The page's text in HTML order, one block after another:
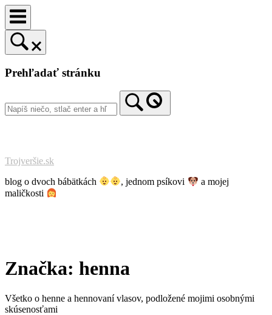
Prejsť
na
obsah
Prehľadať stránku
Trojveršie.sk
blog o dvoch bábätkách , jednom psíkovi
a mojej
maličkosti
Značka: henna
Všetko o henne a hennovaní vlasov, podložené mojimi osobnými
skúsenosťami